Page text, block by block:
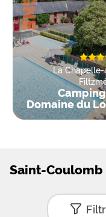
La
Domaine du
Saint-Coulomb